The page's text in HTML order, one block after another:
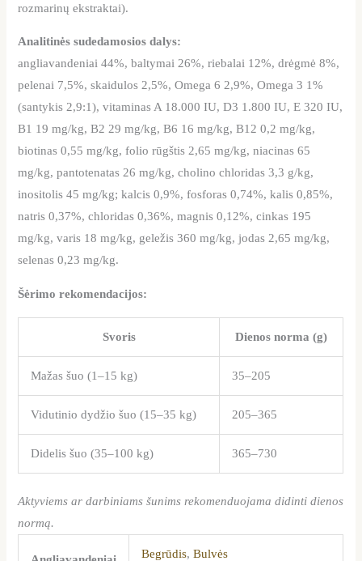
rozmarinų ekstraktai).
Analitinės sudedamosios dalys:
angliavandeniai 44%, baltymai 26%, riebalai 12%, drėgmė 8%,
pelenai 7,5%, skaidulos 2,5%, Omega 6 2,9%, Omega 3 1%
(santykis 2,9:1), vitaminas A 18.000 IU, D3 1.800 IU, E 320 IU,
B1 19 mg/kg, B2 29 mg/kg, B6 16 mg/kg, B12 0,2 mg/kg,
biotinas 0,55 mg/kg, folio rūgštis 2,65 mg/kg, niacinas 65
mg/kg, pantotenatas 26 mg/kg, cholino chloridas 3,3 g/kg,
inositolis 45 mg/kg; kalcis 0,9%, fosforas 0,74%, kalis 0,85%,
natris 0,37%, chloridas 0,36%, magnis 0,12%, cinkas 195
mg/kg, varis 18 mg/kg, geležis 360 mg/kg, jodas 2,65 mg/kg,
selenas 0,23 mg/kg.
Šėrimo rekomendacijos:
Svoris Dienos norma (g)
Mažas šuo (1–15 kg) 35–205
Vidutinio dydžio šuo (15–35 kg) 205–365
Didelis šuo (35–100 kg) 365–730
Aktyviems ar darbiniams šunims rekomenduojama didinti dienos
normą.
Begrūdis,Bulvės